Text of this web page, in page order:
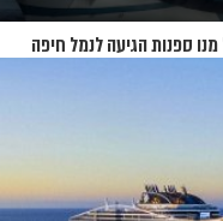
ספנות הגיעה לנמל חיפה